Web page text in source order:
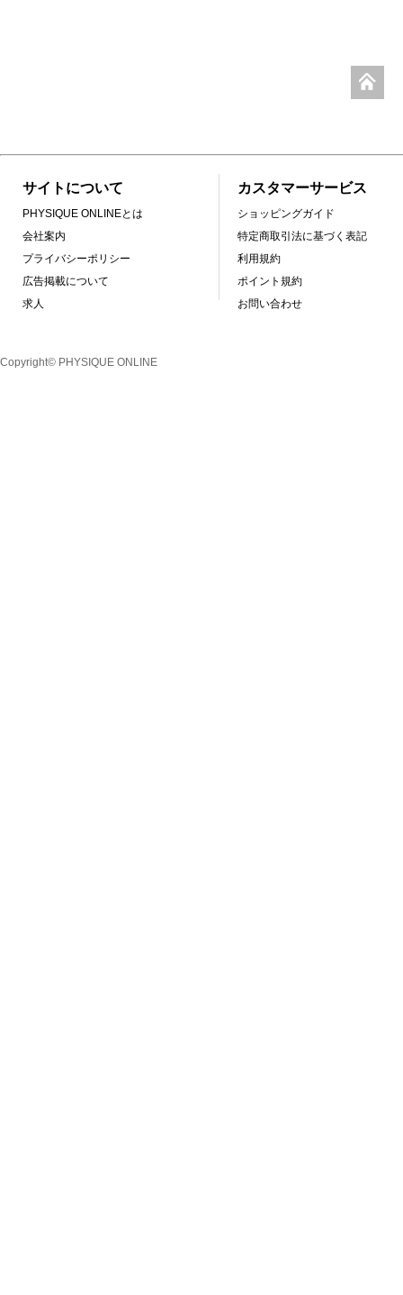
サイトについて
PHYSIQUE ONLINEとは
会社案内
プライバシーポリシー
広告掲載について
求人
カスタマーサービス
ショッピングガイド
特定商取引法に基づく表記
利用規約
ポイント規約
お問い合わせ
Copyright© PHYSIQUE ONLINE